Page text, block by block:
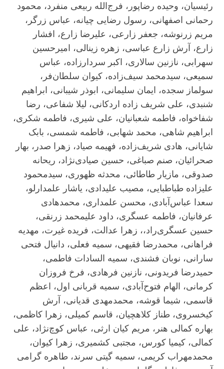
رئیسیان، وحیده رضاپور، فرج‌الله ربیعی منفرد، محمود
رحمانی اصفهانی، رسول رضایی چیانه، عباس زرگر،
مریم زرنوشه، جعفر زارعی، علیرضا زارع، افشار
زارع، آرش زارع عباسی، زهره زینالی، امیرحسین
سهرابی، نازنین سالاری، اکبر سردارزاده، عباس
سمیعی، سیدمحمد سیف‌زاده، کیوان سلطان‌فر،
سولماز سجده، ایمان سلیمانی، ابوذر شیبانی، ابراهیم
شنبدی، علی شریف زاده اردکانی، لیلا شفاعی، رضا
شفاخواه، فاطمه شعبانیان، علی شیری، فاطمه شکری،
ابراهیم شاهی، محمد شهابی، فاطمه شمسی، بابک
شایانی، هادی شریف‌زاده، فهیمه صیاد، زهرا صدر، بهار
صحرائیان، صنم صباغی، حسین صیادی‌نژاد، ریحانه
صدوقی، مازیار طاطائی، محدثه ظهوری، سیدمحمود
علیزاده طباطبایی، مصیب علیدادی، یاشار علمدارلو،
سعدا عباس‌آبادی، محسن علمداری، محمدهادی
عرفانیان، فاطمه عسگری، داود علیمحمد زرنقی،
حسین عسگری‌راد،، زهرا عدالت، فریده غیرت، مهدیه
فراهانی، محمدرضا فقیهی، سمیه فعلی، دانیال فتحی
سارانی، نوبان فشندی، سمیه السادات فاطمی،
حمیدرضا فریدونی، نازنین فرهادی، فرخ فروزان
کرمانی، الهام فتوح‌آبادی، سمیه قربانی اول، اعظم
قاسمی، شیما قوشه، محمدمهدی قدیانی، آرش
کیخسروی، طناز کلاهچیان، قاسم کمیلی، زهرا کاظمی،
بهاره کمالی هنر، مریم کیان ارثی، عباس کوچ‌نژاد، علی
کمالی، کیمیا کورس، مجتبی کشمیری، زهرا کیوان،
محمدمهراب کریمی، سمیه گیتی سرند، طاهره گرامی